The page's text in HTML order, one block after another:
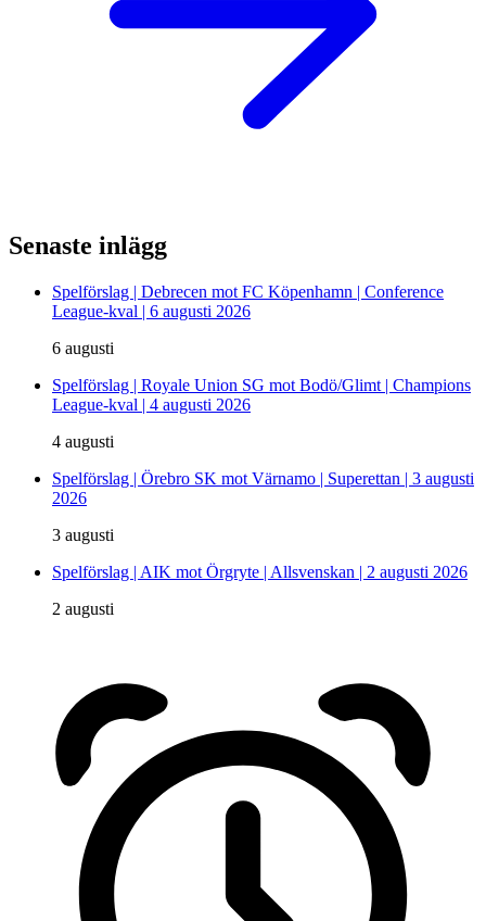
Senaste inlägg
Spelförslag | Debrecen mot FC Köpenhamn | Conference
League-kval | 6 augusti 2026
6 augusti
Spelförslag | Royale Union SG mot Bodö/Glimt | Champions
League-kval | 4 augusti 2026
4 augusti
Spelförslag | Örebro SK mot Värnamo | Superettan | 3 augusti
2026
3 augusti
Spelförslag | AIK mot Örgryte | Allsvenskan | 2 augusti 2026
2 augusti